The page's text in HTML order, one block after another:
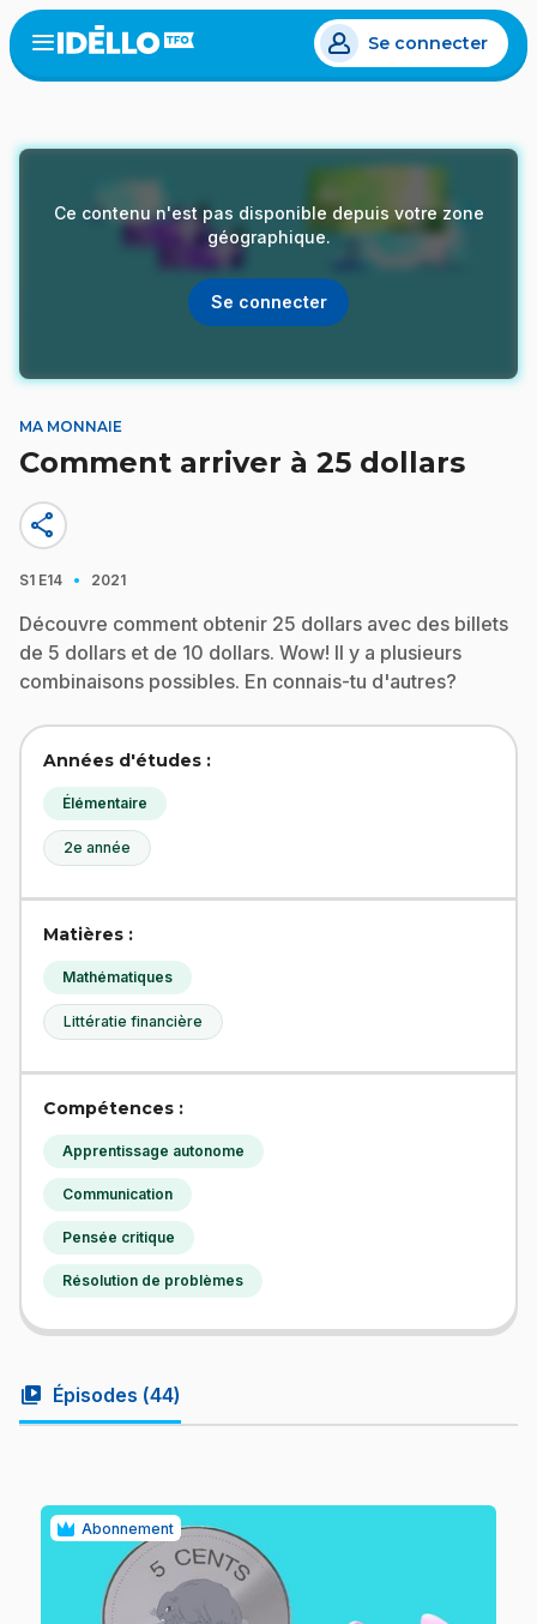
Aller
au
contenu
Open
menu
Se connecter
Ce contenu n'est pas disponible depuis votre zone
géographique.
Se connecter
MA MONNAIE
Comment arriver à 25 dollars
share
S1 E14 · 2021
Découvre comment obtenir 25 dollars avec des billets
de 5 dollars et de 10 dollars. Wow! Il y a plusieurs
combinaisons possibles. En connais-tu d'autres?
Années d'études :
Élémentaire
2e année
Matières :
Mathématiques
Littératie financière
Compétences :
Apprentissage autonome
Communication
Pensée critique
Résolution de problèmes
video_library Épisodes (44)
Abonnement